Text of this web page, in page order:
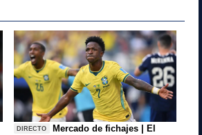
DIRECTO
Mercado de fichajes | El